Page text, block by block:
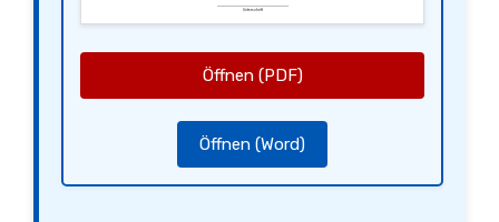
können mich unter den oben angegebenen Kontaktdaten erreichen.
Die in diesem Schreiben enthaltenen personenbezogenen Daten werden nur zur Bearbeitung meines
________________________________
Unterschrift
Öffnen (PDF)
Öffnen (Word)